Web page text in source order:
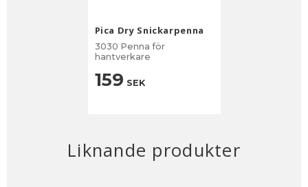
Pica Dry Snickarpenna
3030 Penna för
hantverkare
159 SEK
Liknande produkter